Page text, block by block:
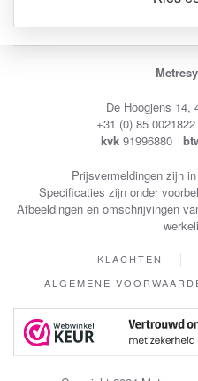
De Hoogjens 14,
+31 (0) 85
kvk 91996880
Prijsvermeldingen zijn
Specificaties zijn onder
Afbeeldingen en omschrijvingen
KLACHTEN
ALGEMENE